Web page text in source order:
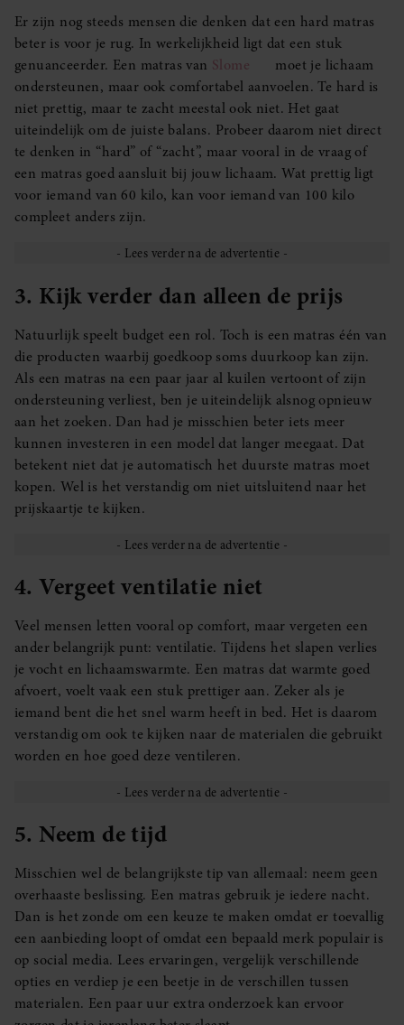
Er zijn nog steeds mensen die denken dat een hard matras
beter is voor je rug. In werkelijkheid ligt dat een stuk
genuanceerder. Een matras van Slome
moet je lichaam
ondersteunen, maar ook comfortabel aanvoelen. Te hard is
niet prettig, maar te zacht meestal ook niet. Het gaat
uiteindelijk om de juiste balans. Probeer daarom niet direct
te denken in “hard” of “zacht”, maar vooral in de vraag of
een matras goed aansluit bij jouw lichaam. Wat prettig ligt
voor iemand van 60 kilo, kan voor iemand van 100 kilo
compleet anders zijn.
3. Kijk verder dan alleen de prijs
Natuurlijk speelt budget een rol. Toch is een matras één van
die producten waarbij goedkoop soms duurkoop kan zijn.
Als een matras na een paar jaar al kuilen vertoont of zijn
ondersteuning verliest, ben je uiteindelijk alsnog opnieuw
aan het zoeken. Dan had je misschien beter iets meer
kunnen investeren in een model dat langer meegaat. Dat
betekent niet dat je automatisch het duurste matras moet
kopen. Wel is het verstandig om niet uitsluitend naar het
prijskaartje te kijken.
4. Vergeet ventilatie niet
Veel mensen letten vooral op comfort, maar vergeten een
ander belangrijk punt: ventilatie. Tijdens het slapen verlies
je vocht en lichaamswarmte. Een matras dat warmte goed
afvoert, voelt vaak een stuk prettiger aan. Zeker als je
iemand bent die het snel warm heeft in bed. Het is daarom
verstandig om ook te kijken naar de materialen die gebruikt
worden en hoe goed deze ventileren.
5. Neem de tijd
Misschien wel de belangrijkste tip van allemaal: neem geen
overhaaste beslissing. Een matras gebruik je iedere nacht.
Dan is het zonde om een keuze te maken omdat er toevallig
een aanbieding loopt of omdat een bepaald merk populair is
op social media. Lees ervaringen, vergelijk verschillende
opties en verdiep je een beetje in de verschillen tussen
materialen. Een paar uur extra onderzoek kan ervoor